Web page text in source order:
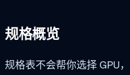
规格概览
规格表不会帮你选择 GPU